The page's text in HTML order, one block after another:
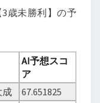
歳未勝利】の予
AI予想スコ
ア
67.651825